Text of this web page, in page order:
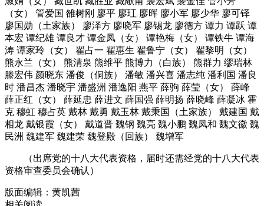
（出席党的十八大代表资格，届时还需经党的十八大代表
资格审查委员会确认）
版面编辑：黄凯茜